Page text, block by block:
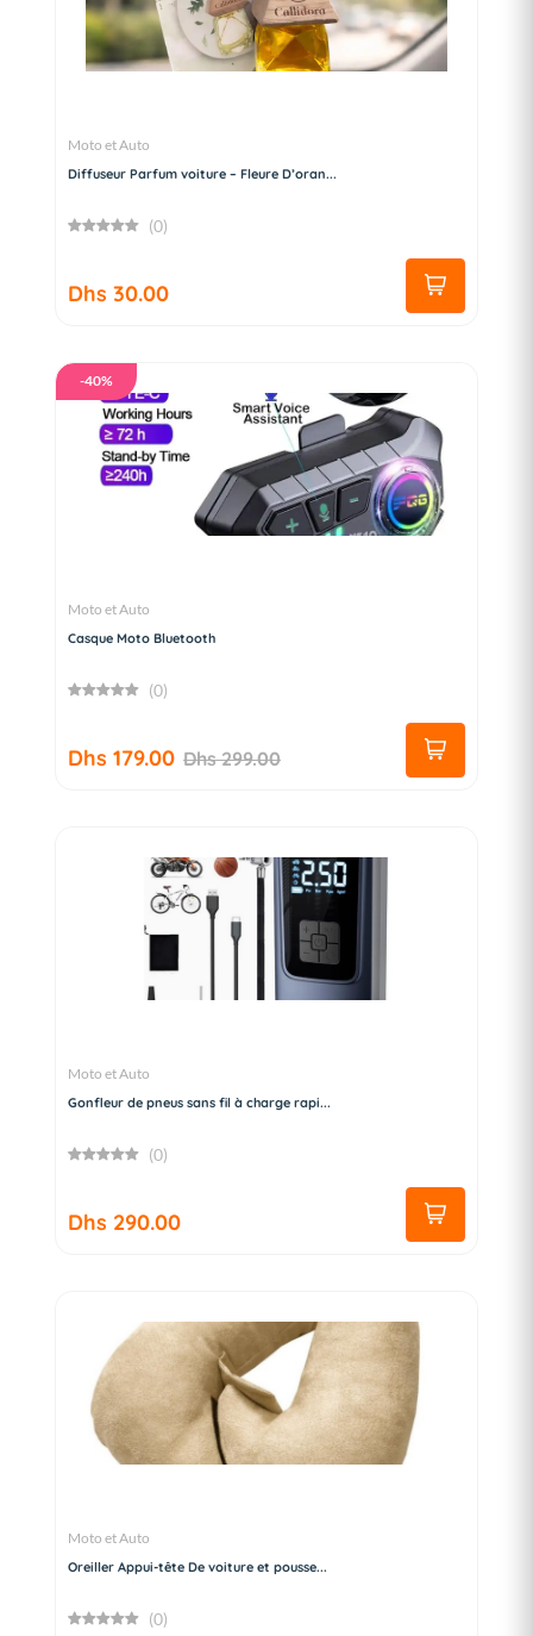
Moto et Auto
Diffuseur Parfum voiture – Fleure D’oran...
(0)
Dhs 30.00
-40%
Moto et Auto
Casque Moto Bluetooth
(0)
Dhs 179.00 Dhs 299.00
Moto et Auto
Gonfleur de pneus sans fil à charge rapi...
(0)
Dhs 290.00
Moto et Auto
Oreiller Appui-tête De voiture et pousse...
(0)